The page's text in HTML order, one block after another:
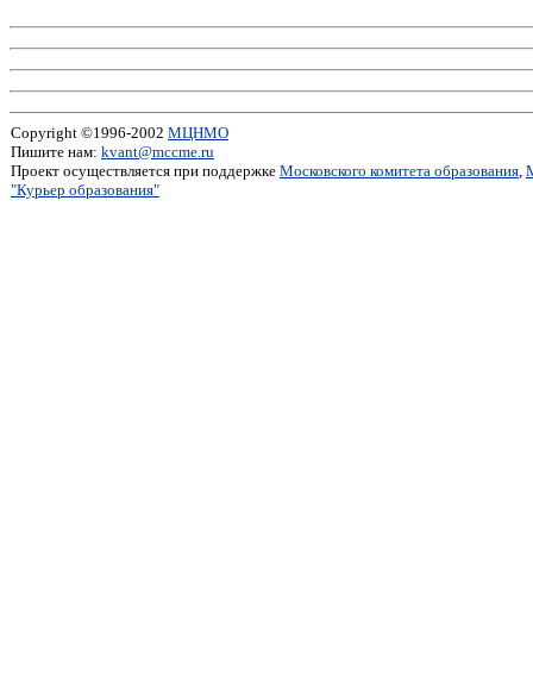
Copyright ©1996-2002 МЦНМО
Пишите нам: kvant@mccme.ru
Проект осуществляется при поддержке Московского комитета образования,
"Курьер образования"